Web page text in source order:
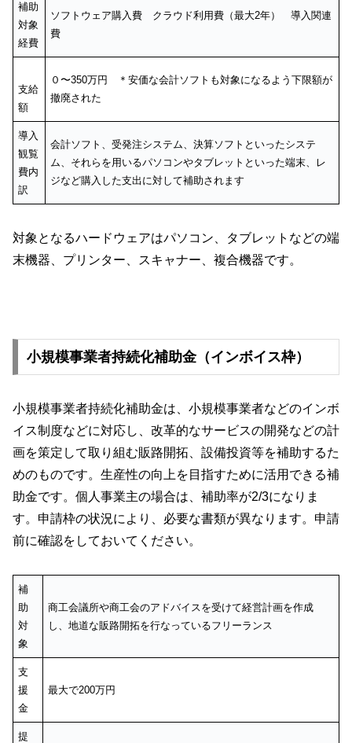
補助
対象
経費
ソフトウェア購入費 クラウド利用費（最大2年） 導入関連
費
支給
額
０〜350万円 ＊安価な会計ソフトも対象になるよう下限額が
撤廃された
導入
観覧
費内
訳
会計ソフト、受発注システム、決算ソフトといったシステ
ム、それらを用いるパソコンやタブレットといった端末、レ
ジなど購入した支出に対して補助されます
対象となるハードウェアはパソコン、タブレットなどの端
末機器、プリンター、スキャナー、複合機器です。
小規模事業者持続化補助金（インボイス枠）
小規模事業者持続化補助金は、小規模事業者などのインボ
イス制度などに対応し、改革的なサービスの開発などの計
画を策定して取り組む販路開拓、設備投資等を補助するた
めのものです。生産性の向上を目指すために活用できる補
助金です。個人事業主の場合は、補助率が2/3になりま
す。申請枠の状況により、必要な書類が異なります。申請
前に確認をしておいてください。
補
助
対
象
商工会議所や商工会のアドバイスを受けて経営計画を作成
し、地道な販路開拓を行なっているフリーランス
支
援
金
最大で200万円
提